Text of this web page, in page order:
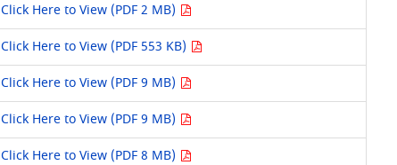
Click Here to View (PDF 2 MB)
Click Here to View (PDF 553 KB)
Click Here to View (PDF 9 MB)
Click Here to View (PDF 9 MB)
Click Here to View (PDF 8 MB)